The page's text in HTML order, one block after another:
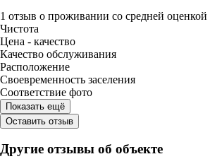
1 отзыв о проживании со средней оценкой
Чистота
Цена - качество
Качество обслуживания
Расположение
Своевременность заселения
Соответствие фото
Показать ещё
Оставить отзыв
Другие отзывы об объекте